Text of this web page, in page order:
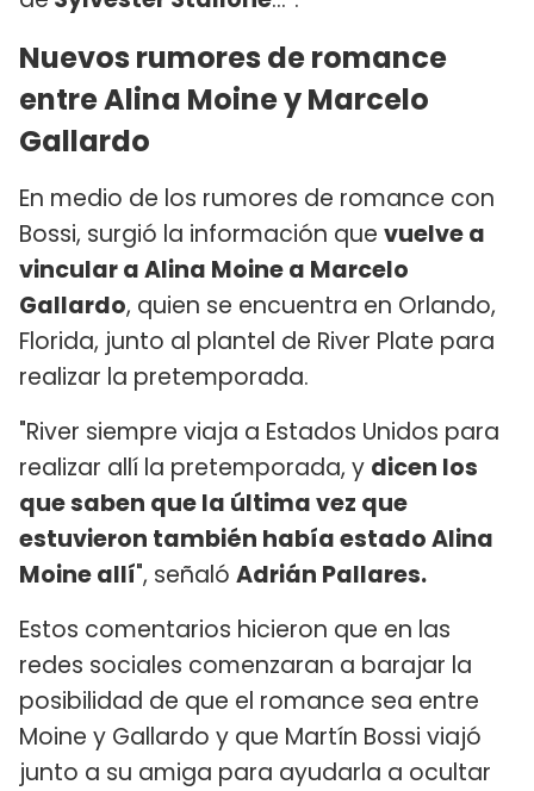
Nuevos rumores de romance
entre Alina Moine y Marcelo
Gallardo
En medio de los rumores de romance con
Bossi, surgió la información que vuelve a
vincular a Alina Moine a Marcelo
Gallardo, quien se encuentra en Orlando,
Florida, junto al plantel de River Plate para
realizar la pretemporada.
"River siempre viaja a Estados Unidos para
realizar allí la pretemporada, y dicen los
que saben que la última vez que
estuvieron también había estado Alina
Moine allí", señaló Adrián Pallares.
Estos comentarios hicieron que en las
redes sociales comenzaran a barajar la
posibilidad de que el romance sea entre
Moine y Gallardo y que Martín Bossi viajó
junto a su amiga para ayudarla a ocultar